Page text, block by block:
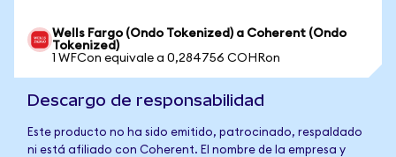
Wells Fargo (Ondo Tokenized) a Coherent (Ondo
Tokenized)
1 WFCon equivale a 0,284756 COHRon
Descargo de responsabilidad
Este producto no ha sido emitido, patrocinado, respaldado
ni está afiliado con Coherent. El nombre de la empresa y